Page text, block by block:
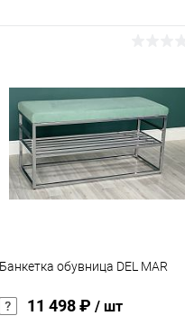
Купить в 1 клик Сравнение
В избранное Под заказ
характеристика:
опоры золото
Банкетка обувница DEL MAR
11 498 ₽ / шт